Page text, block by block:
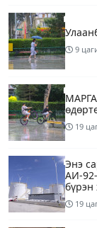
9
19
Энэ
АИ-
бүрэн
19